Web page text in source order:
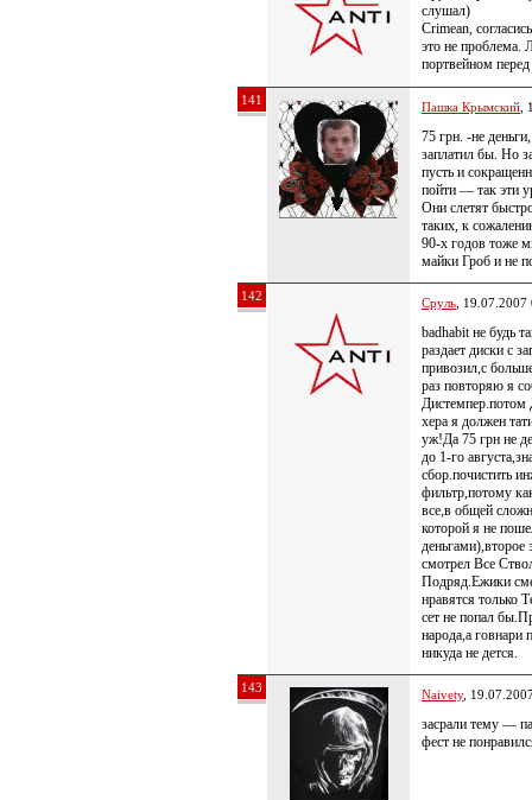
слушал)
Crimean,
это не проблема.
портвейном
141 Пашка Крымский
75 грн. -не
заплатил бы. Но
пусть и
пойти — так эти
Они слетят
таких, к
90-х годов тоже
майки Гроб и не
142 Сруль ,
badhabit не будь
раздает диски с
привозил,с
раз повторяю я
Дистемпер.потом
хера я должен
уж!Да 75 грн не
до 1-го
сбор.почистить
фильтр,потому
все,в общей
которой я не
смотрел Все
Подряд.Ежики
нравятся только
сет не попал
народа,а говнари
никуда не дется.
143 Naivety,
засрали тему —
фест не